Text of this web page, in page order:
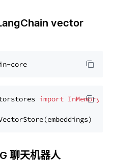
vector
import
聊天机器人